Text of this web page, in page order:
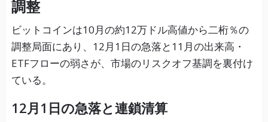
調整
ビットコインは10月の約12万ドル高値から二桁％の
調整局面にあり、12月1日の急落と11月の出来高・
ETFフローの弱さが、市場のリスクオフ基調を裏付け
ている。
12月1日の急落と連鎖清算